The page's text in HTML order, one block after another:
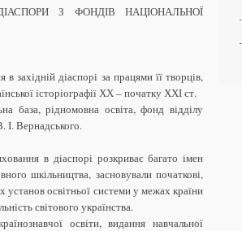
З ФОНДІВ НАЦІОНАЛЬНОЇ
західній діаспорі за працями її творців,
історіографії ХХ – початку ХХІ ст.
база, рідномовна освіта, фонд відділу
І. Вернадського.
в діаспорі розкриває багато імен
шкільництва, засновували початкові,
установ освітньої системи у межах країни
світового українства.
освіти, видання навчальної